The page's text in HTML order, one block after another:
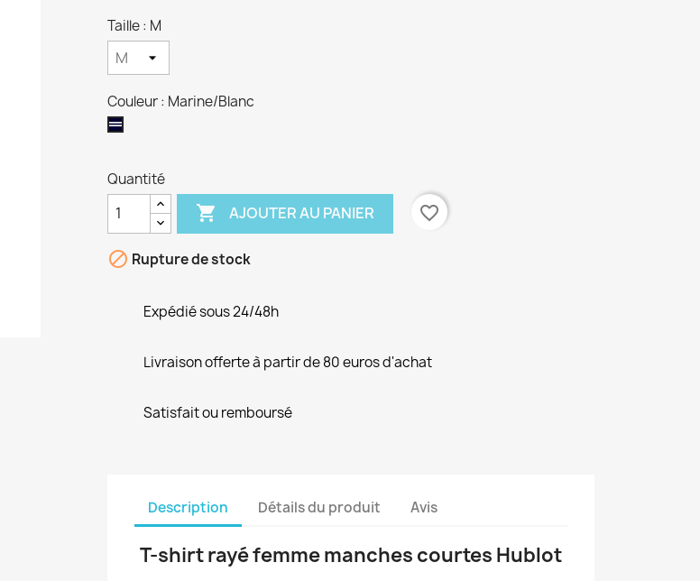
Taille : M
Couleur : Marine/Blanc
Marine/Blanc
Quantité
 AJOUTER AU PANIER favorite_border
 Rupture de stock
Expédié sous 24/48h
Livraison offerte à partir de 80 euros d'achat
Satisfait ou remboursé
Description Détails du produit Avis
T-shirt rayé femme manches courtes Hublot